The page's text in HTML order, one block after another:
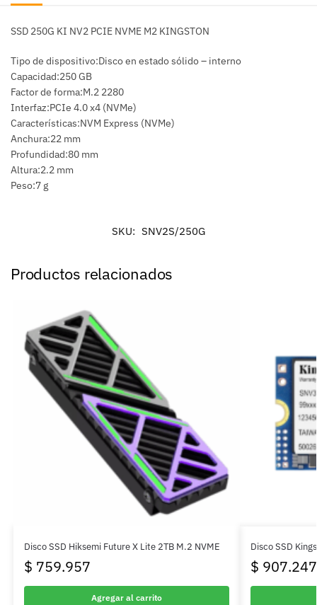
SSD 250G KI NV2 PCIE NVME M2 KINGSTON
Tipo de dispositivo:Disco en estado sólido – interno
Capacidad:250 GB
Factor de forma:M.2 2280
Interfaz:PCIe 4.0 x4 (NVMe)
Características:NVM Express (NVMe)
Anchura:22 mm
Profundidad:80 mm
Altura:2.2 mm
Peso:7 g
SKU: SNV2S/250G
Productos relacionados
Disco SSD Hiksemi Future X Lite 2TB M.2 NVME
$ 759.957
Agregar al carrito
Disco SSD
$ 907.247